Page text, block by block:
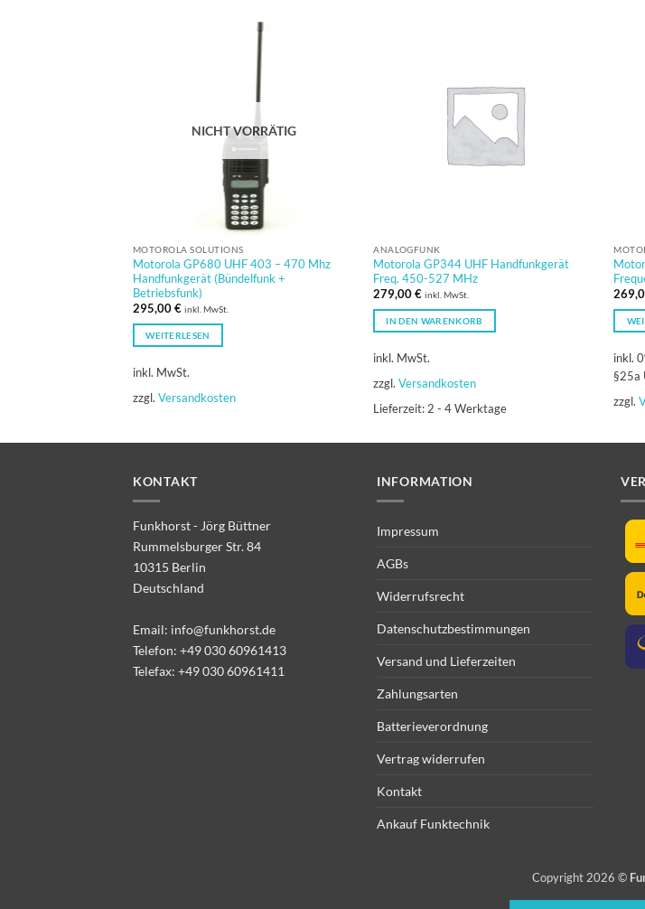
NICHT VORRÄTIG
MOTOROLA SOLUTIONS
Motorola GP680 UHF 403 – 470 Mhz
Handfunkgerät (Bündelfunk +
Betriebsfunk)
295,00€ inkl. MwSt.
WEITERLESEN
inkl. MwSt.
zzgl. Versandkosten
ANALOGFUNK
Motorola GP344 UHF Handfunkgerät
Freq. 450-527 MHz
279,00€ inkl. MwSt.
IN DEN WARENKORB
inkl. MwSt.
zzgl.Versandkosten
Lieferzeit: 2 - 4 Werktage
inkl.
§25a
zzgl.
KONTAKT
Funkhorst - Jörg Büttner
Rummelsburger Str. 84
10315 Berlin
Deutschland
Email: info@funkhorst.de
Telefon: +49 030 60961413
Telefax: +49 030 60961411
INFORMATION
Impressum
AGBs
Widerrufsrecht
Datenschutzbestimmungen
Versand und Lieferzeiten
Zahlungsarten
Batterieverordnung
Vertrag widerrufen
Kontakt
Ankauf Funktechnik
Copyright 2026 ©